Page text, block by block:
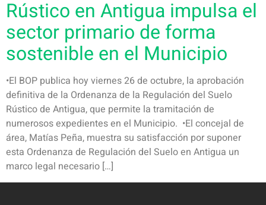
Rústico en Antigua impulsa el
sector primario de forma
sostenible en el Municipio
•El BOP publica hoy viernes 26 de octubre, la aprobación
definitiva de la Ordenanza de la Regulación del Suelo
Rústico de Antigua, que permite la tramitación de
numerosos expedientes en el Municipio. •El concejal de
área, Matías Peña, muestra su satisfacción por suponer
esta Ordenanza de Regulación del Suelo en Antigua un
marco legal necesario […]